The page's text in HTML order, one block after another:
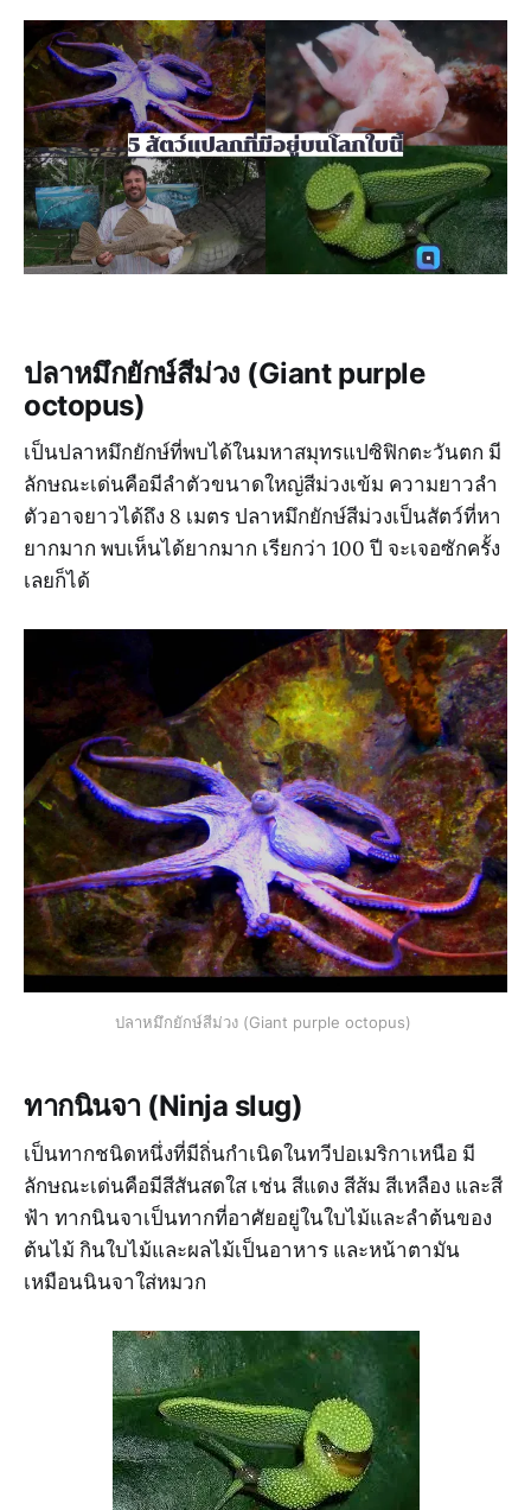
ปลาหมึกยักษ์สีม่วง (Giant purple
octopus)
เป็นปลาหมึกยักษ์ที่พบได้ในมหาสมุทรแปซิฟิกตะวันตก มี
ลักษณะเด่นคือมีลำตัวขนาดใหญ่สีม่วงเข้ม ความยาวลำ
ตัวอาจยาวได้ถึง 8 เมตร ปลาหมึกยักษ์สีม่วงเป็นสัตว์ที่หา
ยากมาก พบเห็นได้ยากมาก เรียกว่า 100 ปี จะเจอซักครั้ง
เลยก็ได้
ปลาหมึกยักษ์สีม่วง (Giant purple octopus)
ทากนินจา (Ninja slug)
เป็นทากชนิดหนึ่งที่มีถิ่นกำเนิดในทวีปอเมริกาเหนือ มี
ลักษณะเด่นคือมีสีสันสดใส เช่น สีแดง สีส้ม สีเหลือง และสี
ฟ้า ทากนินจาเป็นทากที่อาศัยอยู่ในใบไม้และลำต้นของ
ต้นไม้ กินใบไม้และผลไม้เป็นอาหาร และหน้าตามัน
เหมือนนินจาใส่หมวก